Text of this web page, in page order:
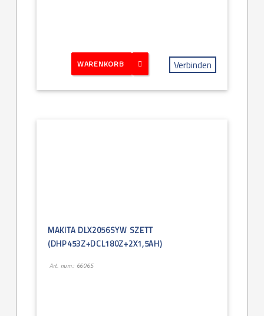
WARENKORB Verbinden
MAKITA DLX2056SYW SZETT
(DHP453Z+DCL180Z+2X1,5AH)
Art. num.: 66065